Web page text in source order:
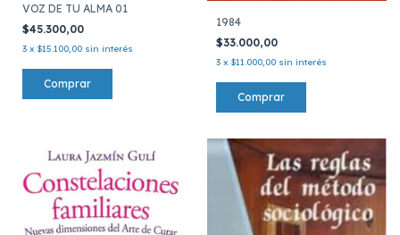
VOZ DE TU ALMA 01
$45.300,00
3 x $15.100,00 sin interés
1984
$33.000,00
3 x $11.000,00 sin interés